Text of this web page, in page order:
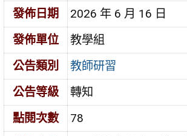
發佈日期
2026 年 6 月 16 日
發佈單位
教學組
公告類別
教師研習
公告等級
轉知
點閱次數
78